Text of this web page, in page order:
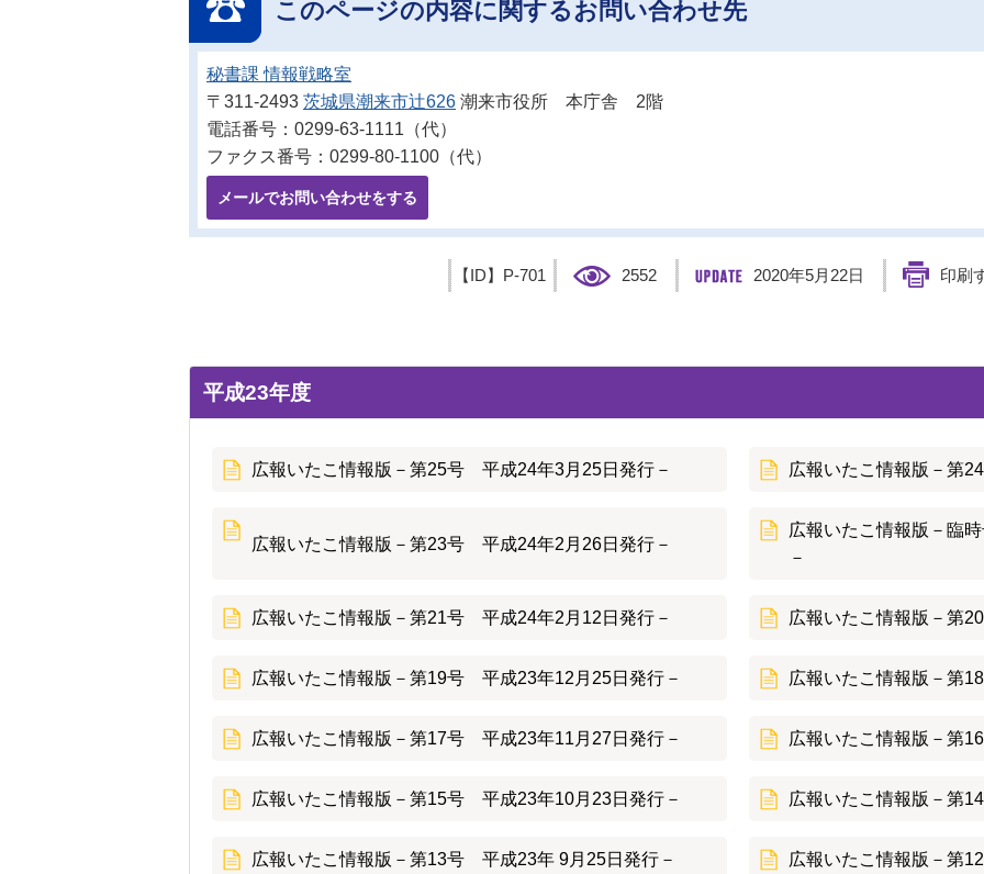
このページの内容に関するお問い合わせ先
秘書課 情報戦略室
〒311-2493 茨城県潮来市辻626 潮来市役所 本庁舎 2階
電話番号：0299-63-1111（代）
ファクス番号：0299-80-1100（代）
メールでお問い合わせをする
【ID】 P-701 2552 2020年5月22日 印刷
平成23年度
広報いたこ情報版－第25号 平成24年3月25日発行－ 広報いたこ情報版－第
広報いたこ情報版－第23号 平成24年2月26日発行－
広報いたこ情報版－臨
－
広報いたこ情報版－第21号 平成24年2月12日発行－ 広報いたこ情報版－第
広報いたこ情報版－第19号 平成23年12月25日発行－ 広報いたこ情報版－第
広報いたこ情報版－第17号 平成23年11月27日発行－ 広報いたこ情報版－第
広報いたこ情報版－第15号 平成23年10月23日発行－ 広報いたこ情報版－第
広報いたこ情報版－第13号 平成23年 9月25日発行－ 広報いたこ情報版－第